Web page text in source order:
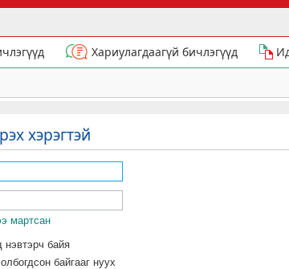
Хариулагдаагүй бичлэгүүд
хэрэгтэй
мартсан
нэвтэрч байя
байгааг нуух